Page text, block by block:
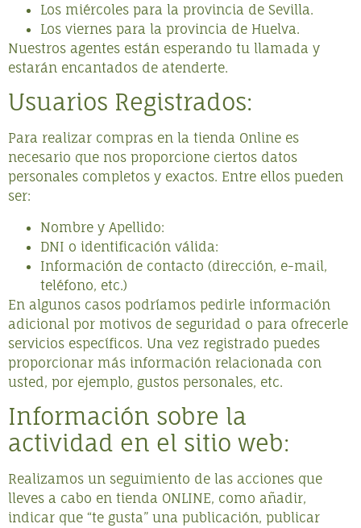
Los miércoles para la provincia de Sevilla.
Los viernes para la provincia de Huelva.
Nuestros agentes están esperando tu llamada y
estarán encantados de atenderte.
Usuarios Registrados:
Para realizar compras en la tienda Online es
necesario que nos proporcione ciertos datos
personales completos y exactos. Entre ellos pueden
ser:
Nombre y Apellido:
DNI o identificación válida:
Información de contacto (dirección, e-mail,
teléfono, etc.)
En algunos casos podríamos pedirle información
adicional por motivos de seguridad o para ofrecerle
servicios específicos. Una vez registrado puedes
proporcionar más información relacionada con
usted, por ejemplo, gustos personales, etc.
Información sobre la
actividad en el sitio web:
Realizamos un seguimiento de las acciones que
lleves a cabo en tienda ONLINE, como añadir,
indicar que “te gusta” una publicación, publicar